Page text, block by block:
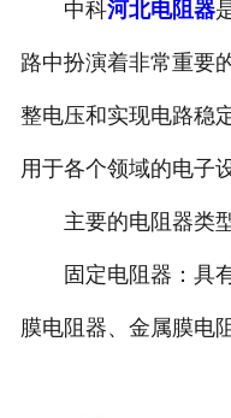
中科河北电阻器
路中扮演着非常重要
整电压和实现电路稳
用于各个领域的电子
主要的电阻器类型
固定电阻器：具有
膜电阻器、金属膜电